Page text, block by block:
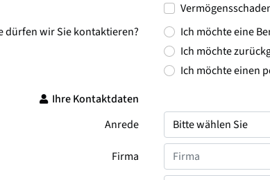
dürfen wir Sie kontaktieren?
Ich möchte eine
Ich möchte
Ich möchte einen
Ihre Kontaktdaten
Anrede
Firma